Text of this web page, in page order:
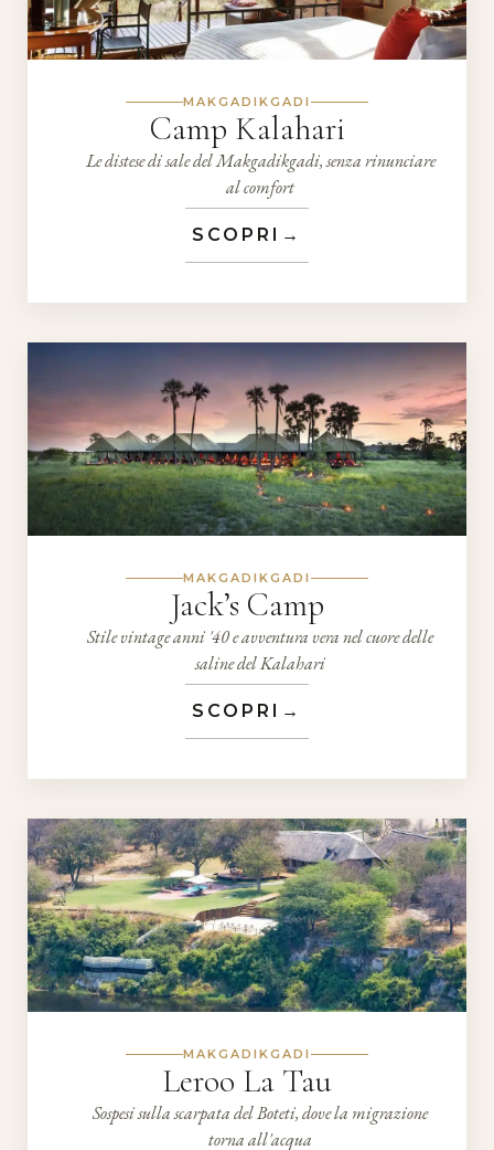
MAKGADIKGADI
Camp Kalahari
Le distese di sale del Makgadikgadi, senza rinunciare
al comfort
SCOPRI →
MAKGADIKGADI
Jack’s Camp
Stile vintage anni '40 e avventura vera nel cuore delle
saline del Kalahari
SCOPRI →
MAKGADIKGADI
Leroo La Tau
Sospesi sulla scarpata del Boteti, dove la migrazione
torna all'acqua